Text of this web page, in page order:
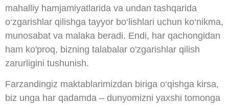
mahalliy hamjamiyatlarida va undan tashqarida
o‘zgarishlar qilishga tayyor bo‘lishlari uchun ko‘nikma,
munosabat va malaka beradi. Endi, har qachongidan
ham ko'proq, bizning talabalar o'zgarishlar qilish
zarurligini tushunish.
Farzandingiz maktablarimizdan biriga o‘qishga kirsa,
biz unga har qadamda – dunyomizni yaxshi tomonga